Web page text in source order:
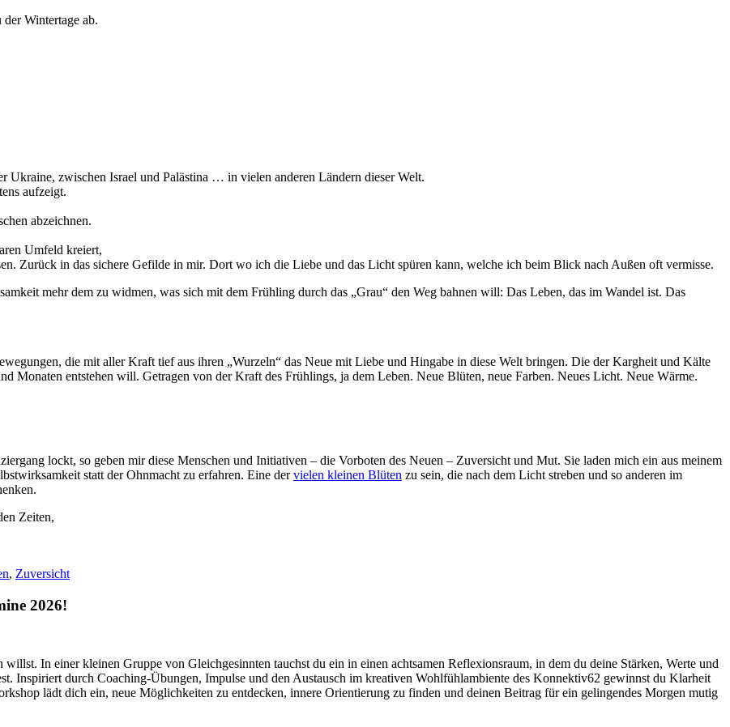
Wintertage ab.
Ukraine, zwischen Israel und Palästina … in vielen anderen Ländern dieser Welt.
aufzeigt.
abzeichnen.
Umfeld kreiert,
Zurück in das sichere Gefilde in mir. Dort wo ich die Liebe und das Licht spüren kann, welche ich beim Blick nach Außen oft vermisse.
mehr dem zu widmen, was sich mit dem Frühling durch das „Grau“ den Weg bahnen will: Das Leben, das im Wandel ist. Das
die mit aller Kraft tief aus ihren „Wurzeln“ das Neue mit Liebe und Hingabe in diese Welt bringen. Die der Kargheit und Kälte
Monaten entstehen will. Getragen von der Kraft des Frühlings, ja dem Leben. Neue Blüten, neue Farben. Neues Licht. Neue Wärme.
lockt, so geben mir diese Menschen und Initiativen – die Vorboten des Neuen – Zuversicht und Mut. Sie laden mich ein aus meinem
statt der Ohnmacht zu erfahren. Eine dervielen kleinen Blüten zu sein, die nach dem Licht streben und so anderen im
Zeiten,
, Zuversicht
2026!
In einer kleinen Gruppe von Gleichgesinnten tauchst du ein in einen achtsamen Reflexionsraum, in dem du deine Stärken, Werte und
Inspiriert durch Coaching-Übungen, Impulse und den Austausch im kreativen Wohlfühlambiente des Konnektiv62 gewinnst du Klarheit
lädt dich ein, neue Möglichkeiten zu entdecken, innere Orientierung zu finden und deinen Beitrag für ein gelingendes Morgen mutig